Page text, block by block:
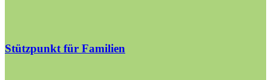
Stützpunkt für Familien